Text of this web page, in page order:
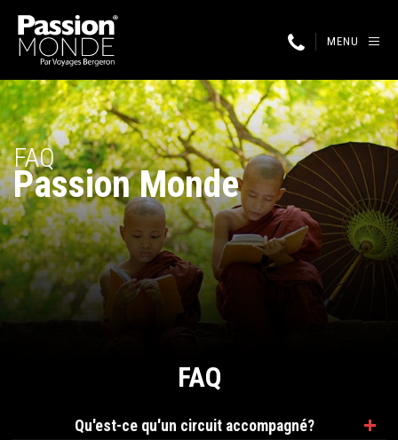
MENU
FAQ
Passion Monde
FAQ
Qu'est-ce qu'un circuit accompagné?